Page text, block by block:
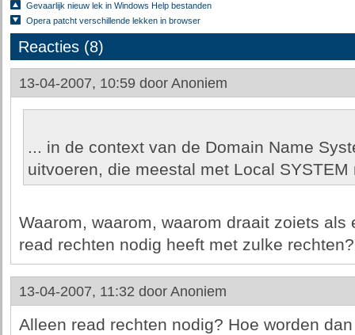
Gevaarlijk nieuw lek in Windows Help bestanden
Opera patcht verschillende lekken in browser
Reacties (8)
13-04-2007, 10:59 door Anoniem
... in de context van de Domain Name
uitvoeren, die meestal met Local SYSTEM
Waarom, waarom, waarom draait zoiets als
read rechten nodig heeft met zulke
13-04-2007, 11:32 door Anoniem
Alleen read rechten nodig? Hoe worden